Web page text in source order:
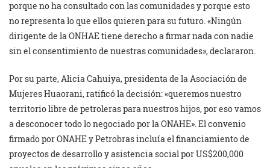
porque no ha consultado con las comunidades y porque esto
no representa lo que ellos quieren para su futuro. «Ningún
dirigente de la ONHAE tiene derecho a firmar nada con nadie
sin el consentimiento de nuestras comunidades», declararon.
Por su parte, Alicia Cahuiya, presidenta de la Asociación de
Mujeres Huaorani, ratificó la decisión: «queremos nuestro
territorio libre de petroleras para nuestros hijos, por eso vamos
a desconocer todo lo negociado por la ONAHE». El convenio
firmado por ONAHE y Petrobras incluía el financiamiento de
proyectos de desarrollo y asistencia social por US$200,000